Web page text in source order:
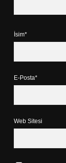
İsim*
E-Posta*
Web Sitesi